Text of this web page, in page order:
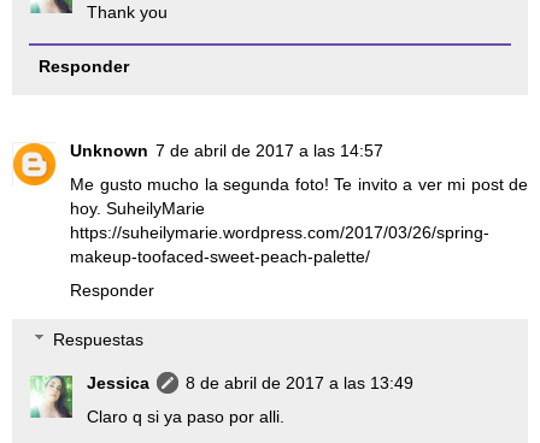
Thank you
Responder
Unknown 7 de abril de 2017 a las 14:57
Me gusto mucho la segunda foto! Te invito a ver mi post de
hoy. SuheilyMarie
https://suheilymarie.wordpress.com/2017/03/26/spring-
makeup-toofaced-sweet-peach-palette/
Responder
Respuestas
Jessica
8 de abril de 2017 a las 13:49
Claro q si ya paso por alli.